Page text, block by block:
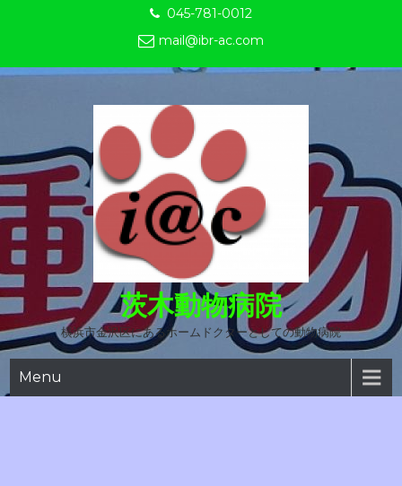
045-781-0012
mail@ibr-ac.com
茨木動物病院
横浜市金沢区にあるホームドクターとしての動物病院
Menu